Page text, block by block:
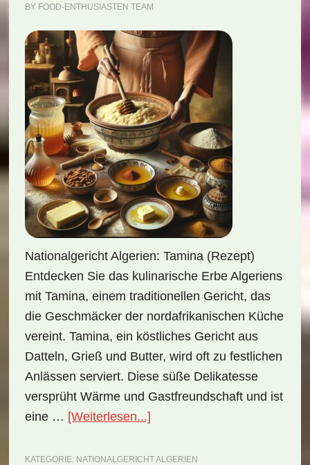
BY FOOD-ENTHUSIASTEN TEAM
Nationalgericht Algerien: Tamina (Rezept)
Entdecken Sie das kulinarische Erbe Algeriens
mit Tamina, einem traditionellen Gericht, das
die Geschmäcker der nordafrikanischen Küche
vereint. Tamina, ein köstliches Gericht aus
Datteln, Grieß und Butter, wird oft zu festlichen
Anlässen serviert. Diese süße Delikatesse
versprüht Wärme und Gastfreundschaft und ist
eine … [Weiterlesen...]ÜberNationalgericht
Tamina
KATEGORIE: NATIONALGERICHT ALGERIEN